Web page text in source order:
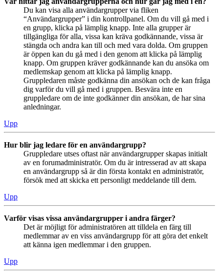
Du kan visa alla användargrupper via fliken
“Användargrupper” i din kontrollpanel. Om du vill gå med i
en grupp, klicka på lämplig knapp. Inte alla grupper är
tillgängliga för alla, vissa kan kräva godkännande, vissa är
stängda och andra kan till och med vara dolda. Om gruppen
är öppen kan du gå med i den genom att klicka på lämplig
knapp. Om gruppen kräver godkännande kan du ansöka om
medlemskap genom att klicka på lämplig knapp.
Gruppledaren måste godkänna din ansökan och de kan fråga
dig varför du vill gå med i gruppen. Besvära inte en
gruppledare om de inte godkänner din ansökan, de har sina
anledningar.
Upp
Hur blir jag ledare för en användargrupp?
Gruppledare utses oftast när användargrupper skapas initialt
av en forumadministratör. Om du är intresserad av att skapa
en användargrupp så är din första kontakt en administratör,
försök med att skicka ett personligt meddelande till dem.
Upp
Varför visas vissa användargrupper i andra färger?
Det är möjligt för administratören att tilldela en färg till
medlemmar av en viss användargrupp för att göra det enkelt
att känna igen medlemmar i den gruppen.
Upp